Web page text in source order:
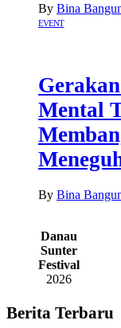
By Bina
EVENT
Mental
By Bina
Danau
Sunter
Festival
2026
Berita Terbaru